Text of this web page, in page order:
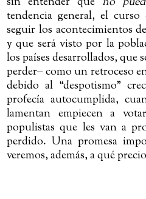
tendencia general, el
seguir los acontecimientos
y que será visto por la
los países desarrollados, que
perder‒ como un retroceso
debido al “despotismo”
profecía autocumplida,
lamentan empiecen a
populistas que les van a
perdido. Una promesa
veremos, además, a qué